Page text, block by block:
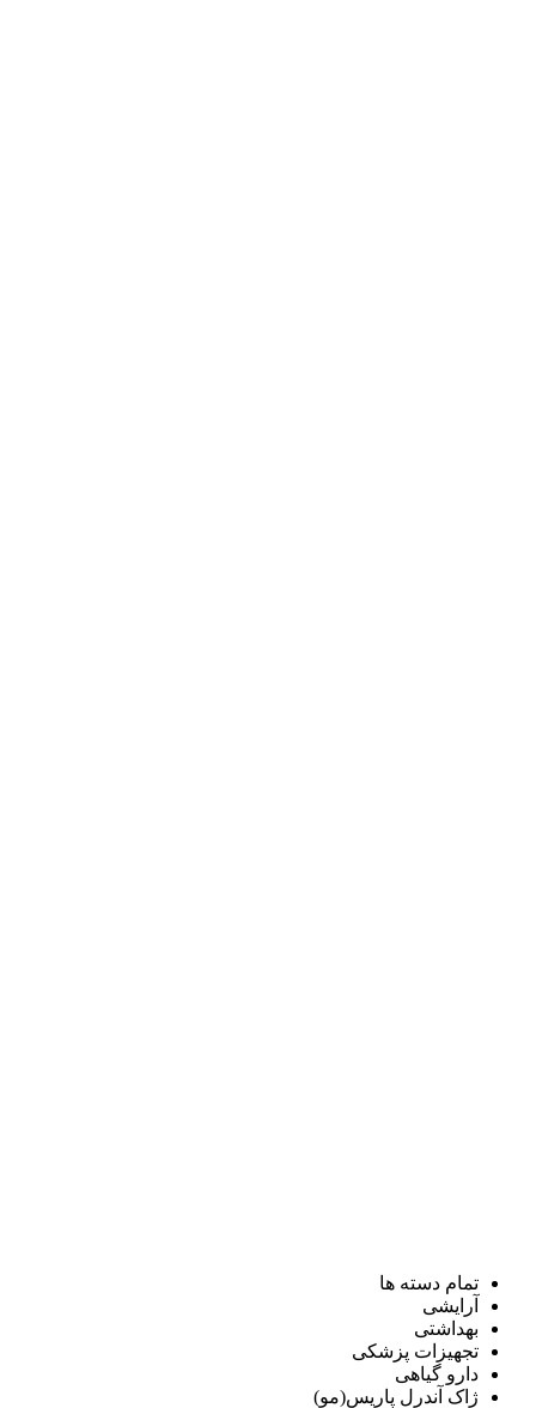
تمام دسته ها
آرایشی
بهداشتی
تجهیزات پزشکی
دارو گیاهی
ژاک آندرل پاریس(مو)